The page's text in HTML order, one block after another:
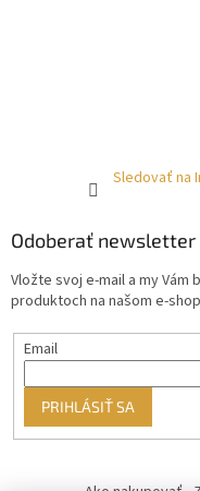
Sledovať na
Odoberať newsletter
Vložte svoj e-mail a my
produktoch na našom e-
Email
PRIHLÁSIŤ SA